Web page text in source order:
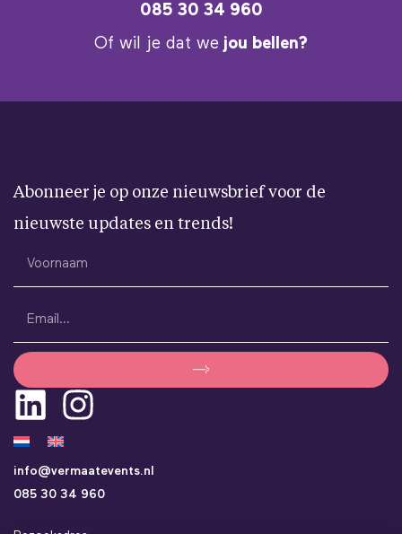
085 30 34 960
Of wil je dat we jou bellen?
Abonneer je op onze nieuwsbrief voor de
nieuwste updates en trends!
info@vermaatevents.nl
085 30 34 960